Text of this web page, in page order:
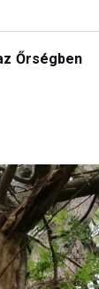
Őrségben